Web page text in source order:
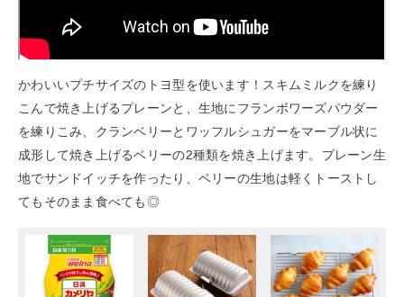
かわいいプチサイズのトヨ型を使います！スキムミルクを練り
こんで焼き上げるプレーンと、生地にフランボワーズパウダー
を練りこみ、クランベリーとワッフルシュガーをマーブル状に
成形して焼き上げるベリーの2種類を焼き上げます。プレーン生
地でサンドイッチを作ったり、ベリーの生地は軽くトーストし
てもそのまま食べても◎